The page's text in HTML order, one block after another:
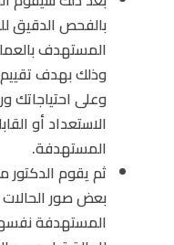
بالفحص الدقيق
المستهدف
وذلك بهدف تقييم
وعلى احتياجاتك
الاستعداد أو
المستهدفة.
ثم يقوم الدكتور
بعض صور
المستهدفة